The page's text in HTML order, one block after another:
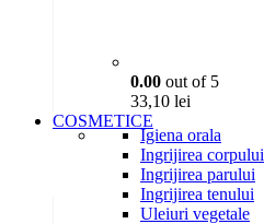
0.00 out of 5
33,10 lei
COSMETICE
Igiena orala
Ingrijirea corpului
Ingrijirea parului
Ingrijirea tenului
Uleiuri vegetale